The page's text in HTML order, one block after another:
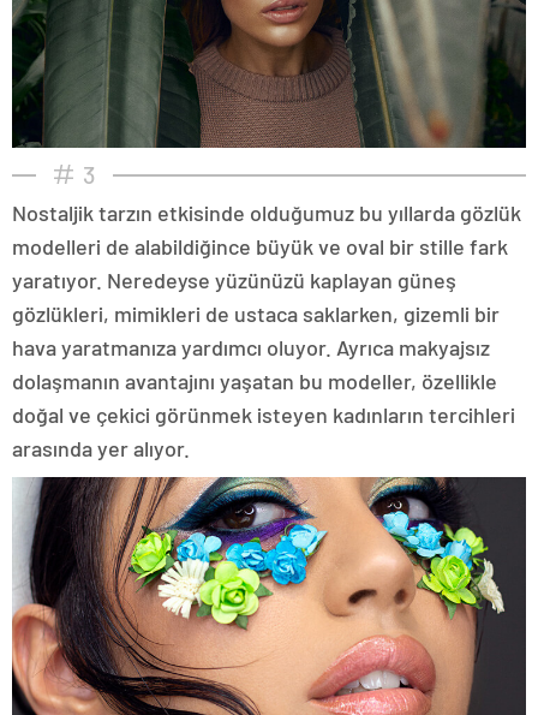
3
Nostaljik tarzın etkisinde olduğumuz bu yıllarda gözlük
modelleri de alabildiğince büyük ve oval bir stille fark
yaratıyor. Neredeyse yüzünüzü kaplayan güneş
gözlükleri, mimikleri de ustaca saklarken, gizemli bir
hava yaratmanıza yardımcı oluyor. Ayrıca makyajsız
dolaşmanın avantajını yaşatan bu modeller, özellikle
doğal ve çekici görünmek isteyen kadınların tercihleri
arasında yer alıyor.